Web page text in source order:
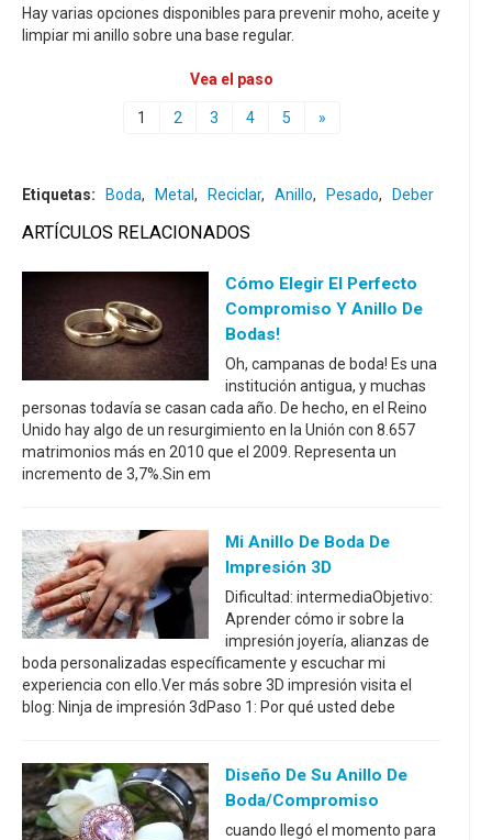
Hay varias opciones disponibles para prevenir moho, aceite y
limpiar mi anillo sobre una base regular.
Vea el paso
1 2 3 4 5 »
Etiquetas: Boda, Metal, Reciclar, Anillo, Pesado, Deber
ARTÍCULOS RELACIONADOS
Cómo Elegir El Perfecto
Compromiso Y Anillo De
Bodas!
Oh, campanas de boda! Es una
institución antigua, y muchas
personas todavía se casan cada año. De hecho, en el Reino
Unido hay algo de un resurgimiento en la Unión con 8.657
matrimonios más en 2010 que el 2009. Representa un
incremento de 3,7%.Sin em
Mi Anillo De Boda De
Impresión 3D
Dificultad: intermediaObjetivo:
Aprender cómo ir sobre la
impresión joyería, alianzas de
boda personalizadas específicamente y escuchar mi
experiencia con ello.Ver más sobre 3D impresión visita el
blog: Ninja de impresión 3dPaso 1: Por qué usted debe
Diseño De Su Anillo De
Boda/compromiso
cuando llegó el momento para